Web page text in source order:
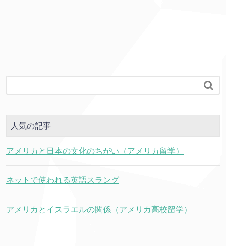

人気の記事
アメリカと日本の文化のちがい（アメリカ留学）
ネットで使われる英語スラング
アメリカとイスラエルの関係（アメリカ高校留学）